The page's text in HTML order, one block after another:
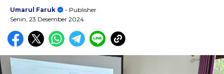
Umarul Faruk
- Publisher
Senin, 23 Desember 2024